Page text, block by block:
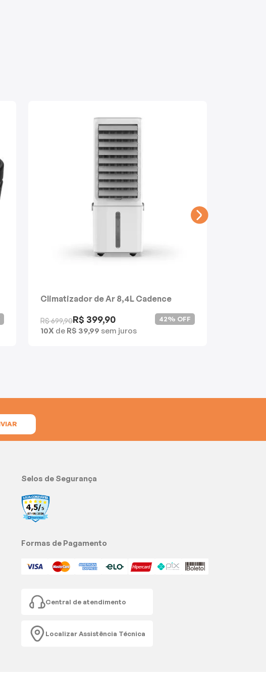
Climatizador de Ar 8,4L Cadence
R$ 699,90R$ 399,90
10X de R$ 39,99 sem juros
42% OFF
Selos de Segurança
Formas de Pagamento
Central de atendimento
Localizar Assistência Técnica